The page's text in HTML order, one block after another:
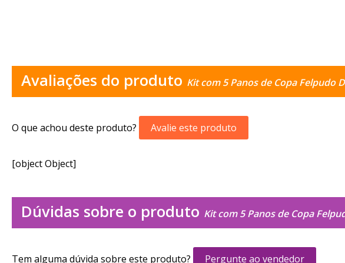
Avaliações do produto Kit com 5 Panos de Copa Felpudo
O que achou deste produto? Avalie este produto
[object Object]
Dúvidas sobre o produto Kit com 5 Panos de Copa
Tem alguma dúvida sobre este produto? Pergunte ao vendedor